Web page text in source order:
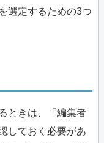
選定するための3つ
ときは、「編集者
しておく必要があ